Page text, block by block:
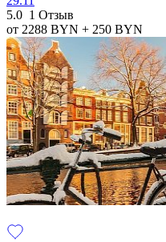
5.0 1 Отзыв
от 2288 BYN + 250 BYN